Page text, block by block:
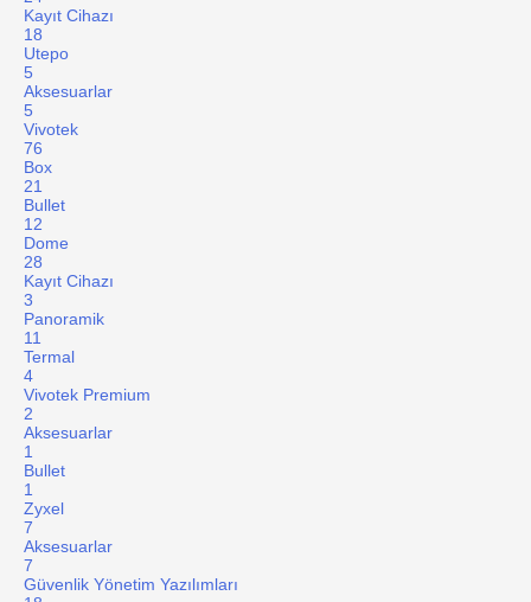
Kayıt Cihazı
18
Utepo
5
Aksesuarlar
5
Vivotek
76
Box
21
Bullet
12
Dome
28
Kayıt Cihazı
3
Panoramik
11
Termal
4
Vivotek Premium
2
Aksesuarlar
1
Bullet
1
Zyxel
7
Aksesuarlar
7
Güvenlik Yönetim Yazılımları